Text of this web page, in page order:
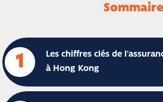
Sommaire
1
Les chiffres clés de
à Hong Kong